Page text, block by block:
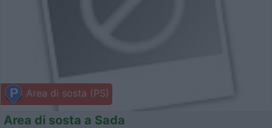
Area di sosta (PS)
Area di sosta a Sada